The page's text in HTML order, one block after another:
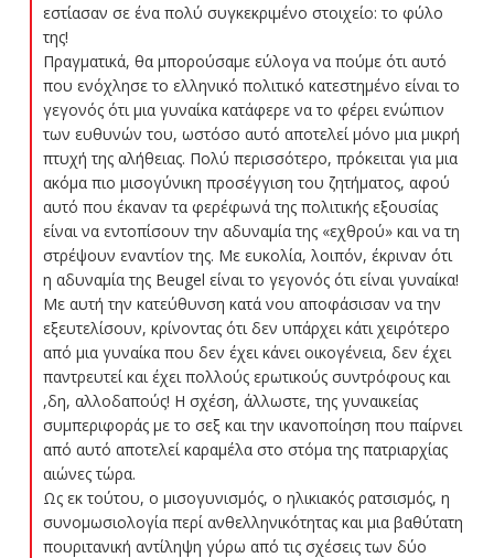
εστίασαν σε ένα πολύ συγκεκριμένο στοιχείο: το φύλο
της!
Πραγματικά, θα μπορούσαμε εύλογα να πούμε ότι αυτό
που ενόχλησε το ελληνικό πολιτικό κατεστημένο είναι το
γεγονός ότι μια γυναίκα κατάφερε να το φέρει ενώπιον
των ευθυνών του, ωστόσο αυτό αποτελεί μόνο μια μικρή
πτυχή της αλήθειας. Πολύ περισσότερο, πρόκειται για μια
ακόμα πιο μισογύνικη προσέγγιση του ζητήματος, αφού
αυτό που έκαναν τα φερέφωνά της πολιτικής εξουσίας
είναι να εντοπίσουν την αδυναμία της «εχθρού» και να τη
στρέψουν εναντίον της. Με ευκολία, λοιπόν, έκριναν ότι
η αδυναμία της Beugel είναι το γεγονός ότι είναι γυναίκα!
Με αυτή την κατεύθυνση κατά νου αποφάσισαν να την
εξευτελίσουν, κρίνοντας ότι δεν υπάρχει κάτι χειρότερο
από μια γυναίκα που δεν έχει κάνει οικογένεια, δεν έχει
παντρευτεί και έχει πολλούς ερωτικούς συντρόφους και
,δη, αλλοδαπούς! Η σχέση, άλλωστε, της γυναικείας
συμπεριφοράς με το σεξ και την ικανοποίηση που παίρνει
από αυτό αποτελεί καραμέλα στο στόμα της πατριαρχίας
αιώνες τώρα.
Ως εκ τούτου, ο μισογυνισμός, ο ηλικιακός ρατσισμός, η
συνομωσιολογία περί ανθελληνικότητας και μια βαθύτατη
πουριτανική αντίληψη γύρω από τις σχέσεις των δύο